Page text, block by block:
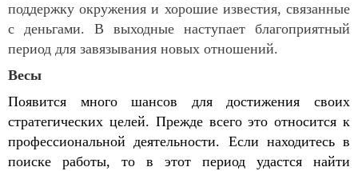
поддержку окружения и хорошие известия, связанные
с деньгами. В выходные наступает благоприятный
период для завязывания новых отношений.
Весы
Появится много шансов для достижения своих
стратегических целей. Прежде всего это относится к
профессиональной деятельности. Если находитесь в
поиске работы, то в этот период удастся найти